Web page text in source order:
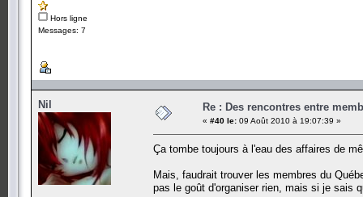
Hors ligne
Messages: 7
Nil Re : Des rencontres entre
« #40 le: 09 Août 2010 à 19:07:39 »
Ça tombe toujours à l'eau des affaires de
Mais, faudrait trouver les membres du
pas le goût d'organiser rien, mais si je sais